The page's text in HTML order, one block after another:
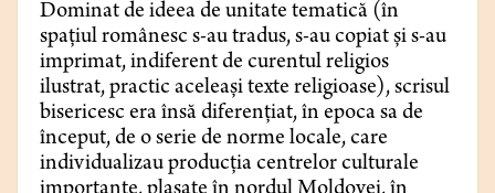
Dominat de ideea de unitate tematică (în
spațiul românesc s-au tradus, s-au copiat și s-au
imprimat, indiferent de curentul religios
ilustrat, practic aceleași texte religioase), scrisul
bisericesc era însă diferențiat, în epoca sa de
început, de o serie de norme locale, care
individualizau producția centrelor culturale